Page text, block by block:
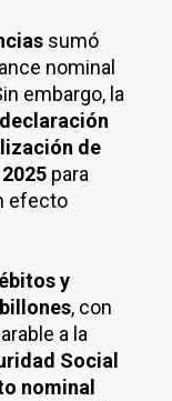
sumó
nominal
embargo, la
declaración
de
para
efecto
y
, con
a la
Social
nominal